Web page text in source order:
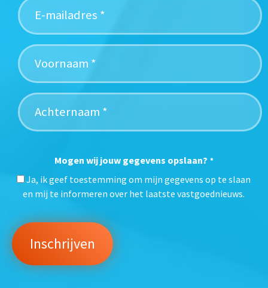
Mogen wij jouw gegevens opslaan? *
Ja, ik geef toestemming om mijn gegevens op te slaan
en mij te informeren over het laatste vastgoednieuws.